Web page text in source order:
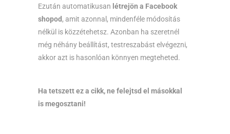
Ezután automatikusan létrejön a Facebook
shopod , amit azonnal, mindenféle módosítás
nélkül is közzétehetsz. Azonban ha szeretnél
még néhány beállítást, testreszabást elvégezni,
akkor azt is hasonlóan könnyen megteheted.
Ha tetszett ez a cikk, ne felejtsd el másokkal
is megosztani!